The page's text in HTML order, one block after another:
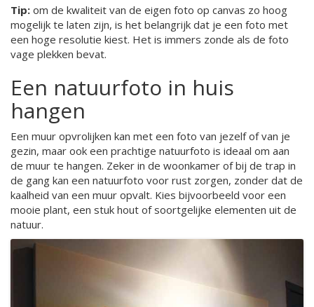
Tip: om de kwaliteit van de eigen foto op canvas zo hoog
mogelijk te laten zijn, is het belangrijk dat je een foto met
een hoge resolutie kiest. Het is immers zonde als de foto
vage plekken bevat.
Een natuurfoto in huis
hangen
Een muur opvrolijken kan met een foto van jezelf of van je
gezin, maar ook een prachtige natuurfoto is ideaal om aan
de muur te hangen. Zeker in de woonkamer of bij de trap in
de gang kan een natuurfoto voor rust zorgen, zonder dat de
kaalheid van een muur opvalt. Kies bijvoorbeeld voor een
mooie plant, een stuk hout of soortgelijke elementen uit de
natuur.